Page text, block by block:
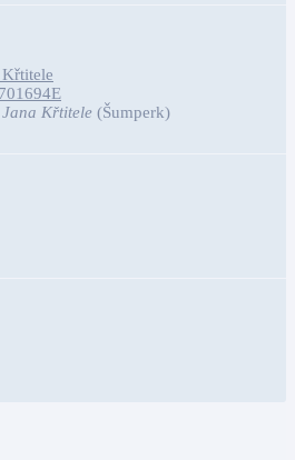
Křtitele
Jana Křtitele (Šumperk)